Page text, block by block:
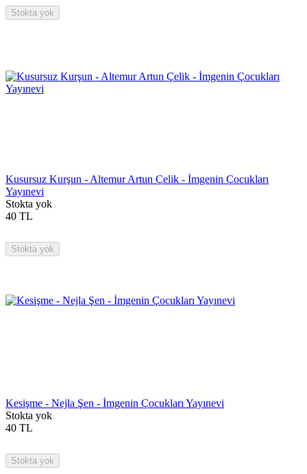
Stokta yok
Kusursuz Kurşun - Altemur Artun Çelik - İmgenin Çocukları
Yayınevi
Stokta yok
40 TL
Stokta yok
Kesişme - Nejla Şen - İmgenin Çocukları Yayınevi
Stokta yok
40 TL
Stokta yok